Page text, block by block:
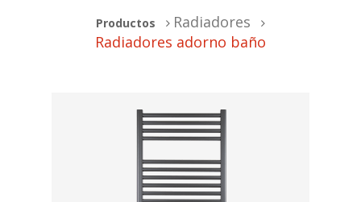
Productos
Radiadores
Radiadores adorno baño